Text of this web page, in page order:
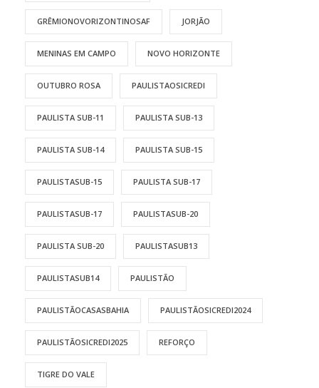
GRÊMIONOVORIZONTINOSAF JORJÃO
MENINAS EM CAMPO NOVO HORIZONTE
OUTUBRO ROSA PAULISTAOSICREDI
PAULISTA SUB-11 PAULISTA SUB-13
PAULISTA SUB-14 PAULISTA SUB-15
PAULISTASUB-15 PAULISTA SUB-17
PAULISTASUB-17 PAULISTASUB-20
PAULISTA SUB-20 PAULISTASUB13
PAULISTASUB14 PAULISTÃO
PAULISTÃOCASASBAHIA PAULISTÃOSICREDI2024
PAULISTÃOSICREDI2025 REFORÇO
TIGRE DO VALE